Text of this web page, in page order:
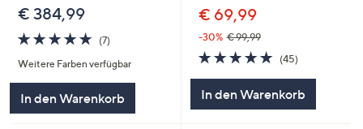
€ 384,99
5.0
von
5
(7)7
Weitere Farben verfügbar
In den Warenkorb
€ 69,99
-30% € 99,99
4.8
von
(45)45
In den Warenkorb